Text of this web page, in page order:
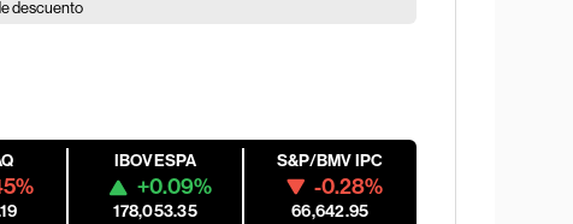
descuento
IBOVESPA
+0.09%
178,053.35
S&P/BMV IPC
-0.28%
66,642.95